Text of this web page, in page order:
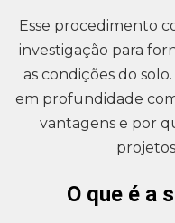
Esse procedimento
investigação para
as condições do
em profundidade
vantagens e por
O que é a